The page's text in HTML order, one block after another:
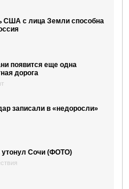
США с лица Земли способна
появится еще одна
дорога
записали в «недоросли»
утонул Сочи (ФОТО)